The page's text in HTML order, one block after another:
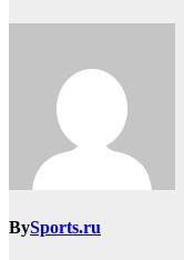
BySports.ru